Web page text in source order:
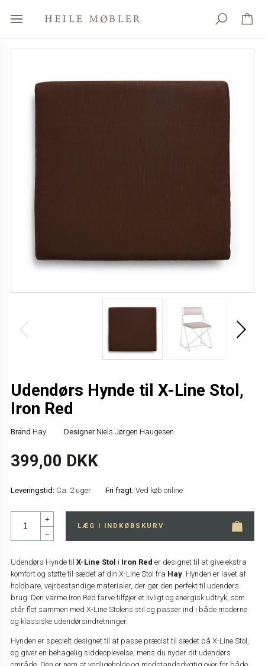
Udendørs Hynde til X-Line Stol,
Iron Red
Brand Hay Designer Niels Jørgen Haugesen
399,00 DKK
Leveringstid: Ca. 2 uger Fri fragt: Ved køb online
+
–
LÆG I INDKØBSKURV
Udendørs Hynde til X-Line Stol i Iron Red er designet til at give ekstra
komfort og støtte til sædet af din X-Line Stol fra Hay. Hynden er lavet af
holdbare, vejrbestandige materialer, der gør den perfekt til udendørs
brug. Den varme Iron Red farve tilføjer et livligt og energisk udtryk, som
står flot sammen med X-Line Stolens stil og passer ind i både moderne
og klassiske udendørsindretninger.
Hynden er specielt designet til at passe præcist til sædet på X-Line Stol,
og giver en behagelig siddeoplevelse, mens du nyder dit udendørs